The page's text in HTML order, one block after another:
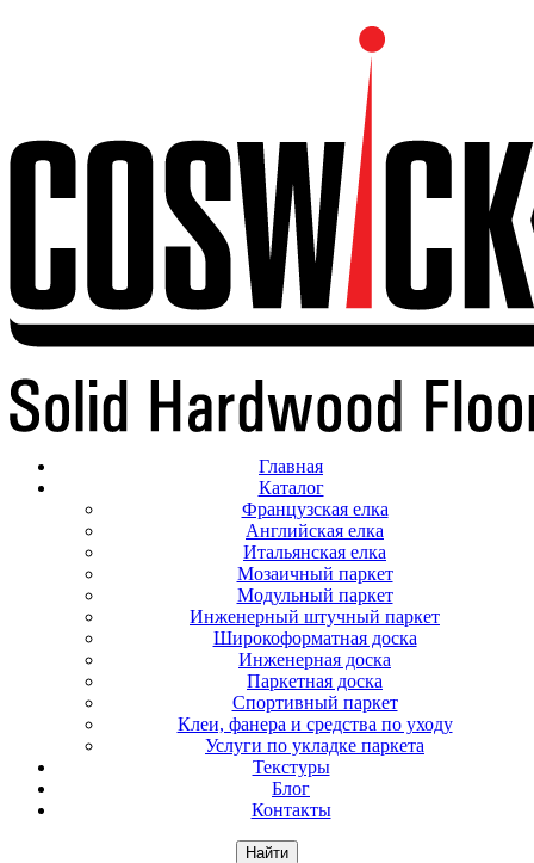
Главная
Каталог
Французская елка
Английская елка
Итальянская елка
Мозаичный паркет
Модульный паркет
Инженерный штучный паркет
Широкоформатная доска
Инженерная доска
Паркетная доска
Спортивный паркет
Клеи, фанера и средства по уходу
Услуги по укладке паркета
Текстуры
Блог
Контакты
Найти